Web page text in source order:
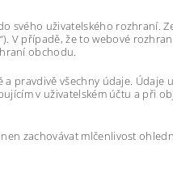
svého uživatelského rozhraní.
“). V případě, že to webové
obchodu.
pravdivě všechny údaje. Údaje
v uživatelském účtu a při
zachovávat mlčenlivost